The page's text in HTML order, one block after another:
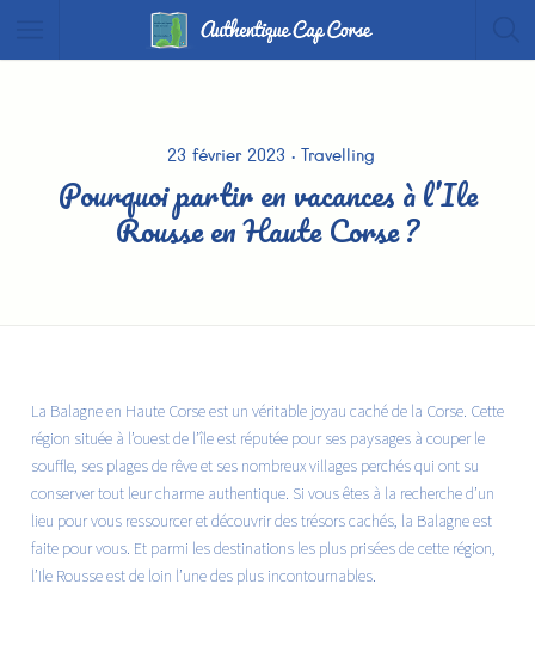
23 février 2023 Travelling
Pourquoi partir en vacances à l’Ile
Rousse en Haute Corse ?
La Balagne en Haute Corse est un véritable joyau caché de la Corse. Cette
région située à l’ouest de l’île est réputée pour ses paysages à couper le
souffle, ses plages de rêve et ses nombreux villages perchés qui ont su
conserver tout leur charme authentique. Si vous êtes à la recherche d’un
lieu pour vous ressourcer et découvrir des trésors cachés, la Balagne est
faite pour vous. Et parmi les destinations les plus prisées de cette région,
l’Ile Rousse est de loin l’une des plus incontournables.